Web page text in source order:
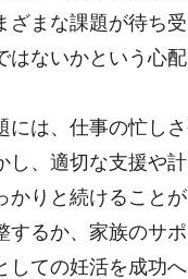
まな課題が待ち
ないかという心配
は、仕事の忙し
、適切な支援や
りと続けること
るか、家族のサ
ての妊活を成功